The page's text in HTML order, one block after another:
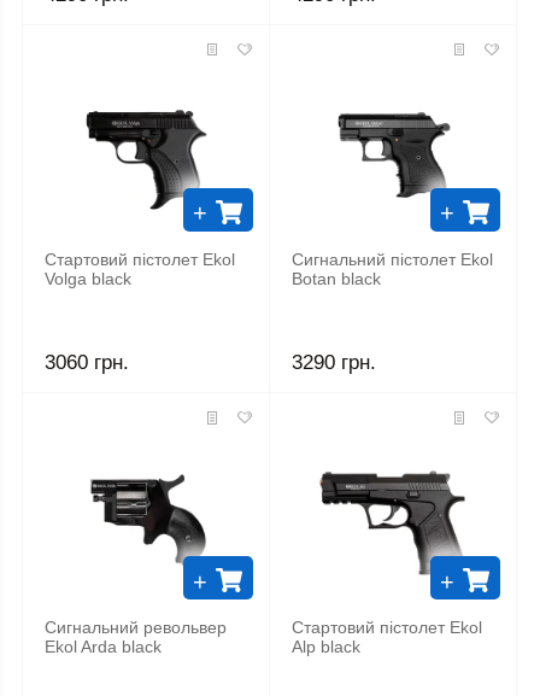
Стартовий пістолет Ekol
Volga black
3060 грн.
+
Сигнальний пістолет Ekol
Botan black
3290 грн.
+
Сигнальний револьвер
Ekol Arda black
+
Стартовий пістолет Ekol
Alp black
+